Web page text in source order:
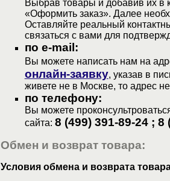
Выбрав товары и добавив их в
«Оформить заказ». Далее
Оставляйте реальный
связаться с вами для
по e-mail:
Вы можете написать нам на
онлайн-заявку, указав в
живете не в Москве, то адрес
по телефону:
Вы можете
сайта: 8 (499) 391-89-24 ; 8
Обмен и возврат товара:
Условия обмена и возврата